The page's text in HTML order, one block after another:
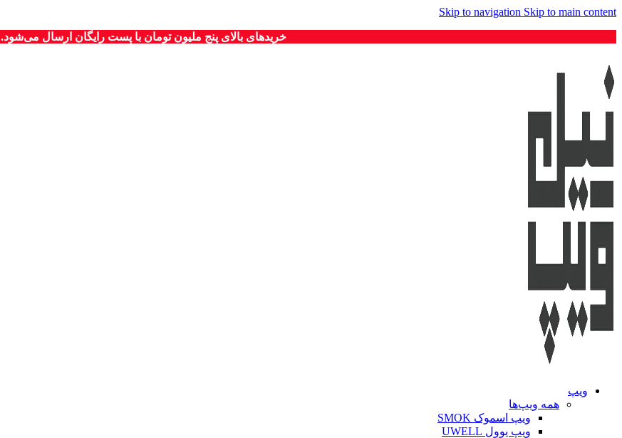
Skip to navigation Skip to main content
خریدهای بالای پنج ملیون تومان با پست رایگان ارسال می‌شود.
ویپ‌
همه ویپ‌ها
ویپ اسموک SMOK
ویپ یوول UWELL